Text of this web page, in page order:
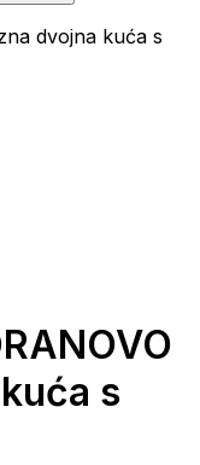
dvojna kuća s
s